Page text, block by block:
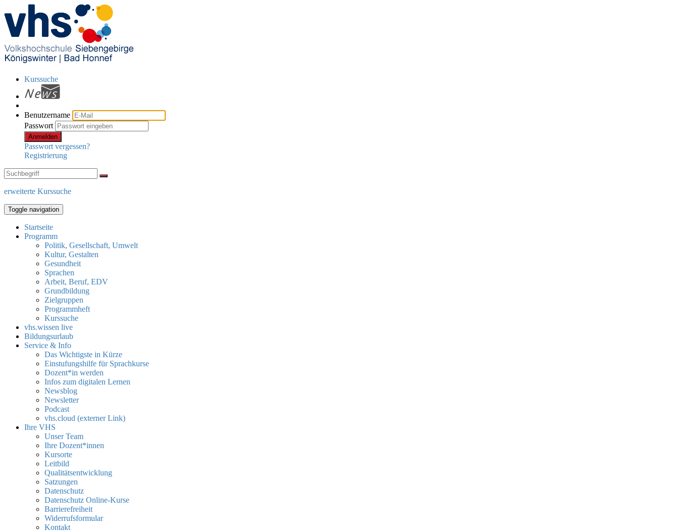
Kurssuche
Benutzername
Passwort
Anmelden
Passwort vergessen?
Registrierung
erweiterte Kurssuche
Toggle navigation
Startseite
Programm
Politik, Gesellschaft, Umwelt
Kultur, Gestalten
Gesundheit
Sprachen
Arbeit, Beruf, EDV
Grundbildung
Zielgruppen
Programmheft
Kurssuche
vhs.wissen live
Bildungsurlaub
Service & Info
Das Wichtigste in Kürze
Einstufungshilfe für Sprachkurse
Dozent*in werden
Infos zum digitalen Lernen
Newsblog
Newsletter
Podcast
vhs.cloud (externer Link)
Ihre VHS
Unser Team
Ihre Dozent*innen
Kursorte
Leitbild
Qualitätsentwicklung
Satzungen
Datenschutz
Datenschutz Online-Kurse
Barrierefreiheit
Widerrufsformular
Kontakt